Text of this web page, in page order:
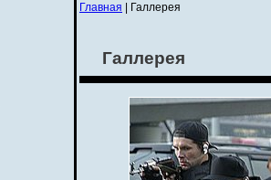
Главная | Галлерея
Галлерея